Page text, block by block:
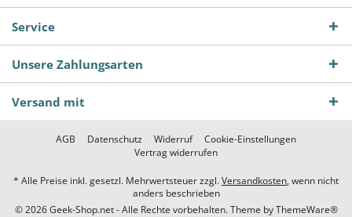
Service
Unsere Zahlungsarten
Versand mit
AGB Datenschutz Widerruf
Cookie-Einstellungen
Vertrag widerrufen
* Alle Preise inkl. gesetzl. Mehrwertsteuer zzgl.Versandkosten, wenn nicht
anders beschrieben
© 2026 Geek-Shop.net - Alle Rechte vorbehalten. Theme byThemeWare®